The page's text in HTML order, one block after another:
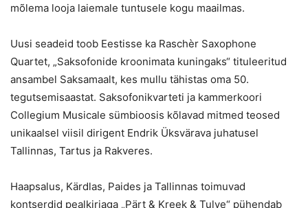
mõlema looja laiemale tuntusele kogu maailmas.
Uusi seadeid toob Eestisse ka Raschèr Saxophone
Quartet, „Saksofonide kroonimata kuningaks“ tituleeritud
ansambel Saksamaalt, kes mullu tähistas oma 50.
tegutsemisaastat. Saksofonikvarteti ja kammerkoori
Collegium Musicale sümbioosis kõlavad mitmed teosed
unikaalsel viisil dirigent Endrik Üksvärava juhatusel
Tallinnas, Tartus ja Rakveres.
Haapsalus, Kärdlas, Paides ja Tallinnas toimuvad
kontserdid pealkirjaga „Pärt & Kreek & Tulve“ pühendab